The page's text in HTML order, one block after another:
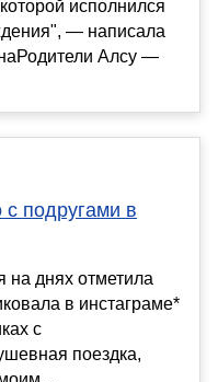
исполнился
— написала
Алсу —
подругами в
на днях отметила
в инстаграме*
с
поездка,